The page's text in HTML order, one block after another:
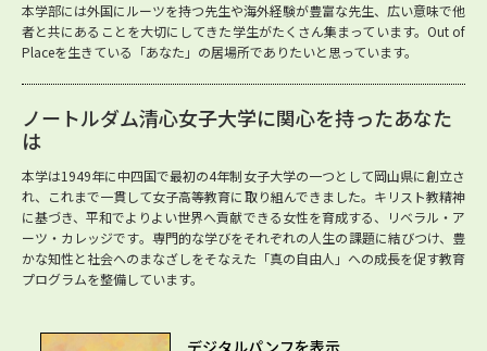
本学部には外国にルーツを持つ先生や海外経験が豊富な先生、広い意味で他
者と共にあることを大切にしてきた学生がたくさん集まっています。Out of
Placeを生きている「あなた」の居場所でありたいと思っています。
ノートルダム清心女子大学に関心を持ったあなた
は
本学は1949年に中四国で最初の4年制女子大学の一つとして岡山県に創立さ
れ、これまで一貫して女子高等教育に取り組んできました。キリスト教精神
に基づき、平和でよりよい世界へ貢献できる女性を育成する、リベラル・ア
ーツ・カレッジです。専門的な学びをそれぞれの人生の課題に結びつけ、豊
かな知性と社会へのまなざしをそなえた「真の自由人」への成長を促す教育
プログラムを整備しています。
デジタルパンフを表示